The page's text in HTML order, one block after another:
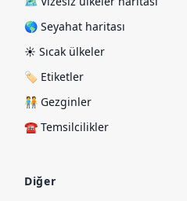
🌎 Seyahat haritası
☀️ Sıcak ülkeler
🏷️ Etiketler
🧑‍🤝‍🧑 Gezginler
☎️ Temsilcilikler
Diğer